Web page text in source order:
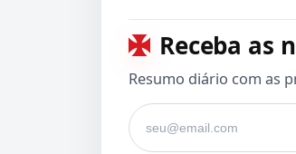
Receba as
Resumo diário com as
Seu e-mail